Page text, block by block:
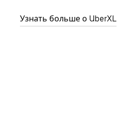
Узнать больше о UberXL